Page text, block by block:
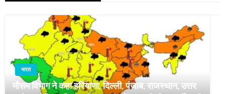
भारत
मौसम विभाग ने कहा हरियाणा, दिल्ली, पंजाब, राजस्थान, उत्तर